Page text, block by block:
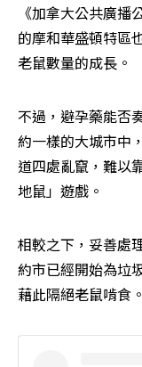
《加拿大公共廣播
的摩和華盛頓特區
老鼠數量的成長。
不過，避孕藥能否
約一樣的大城市中
道四處亂竄，難以
地鼠」遊戲。
相較之下，妥善處
約市已經開始為垃
藉此隔絕老鼠啃食。